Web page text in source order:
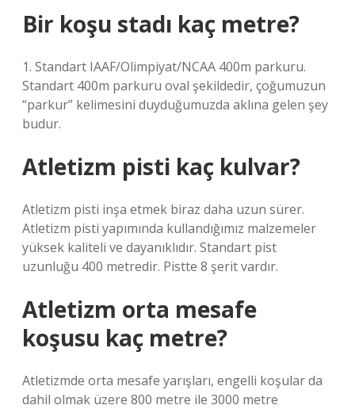
Bir koşu stadı kaç metre?
1. Standart IAAF/Olimpiyat/NCAA 400m parkuru.
Standart 400m parkuru oval şekildedir, çoğumuzun
“parkur” kelimesini duyduğumuzda aklına gelen şey
budur.
Atletizm pisti kaç kulvar?
Atletizm pisti inşa etmek biraz daha uzun sürer.
Atletizm pisti yapımında kullandığımız malzemeler
yüksek kaliteli ve dayanıklıdır. Standart pist
uzunluğu 400 metredir. Pistte 8 şerit vardır.
Atletizm orta mesafe
koşusu kaç metre?
Atletizmde orta mesafe yarışları, engelli koşular da
dahil olmak üzere 800 metre ile 3000 metre